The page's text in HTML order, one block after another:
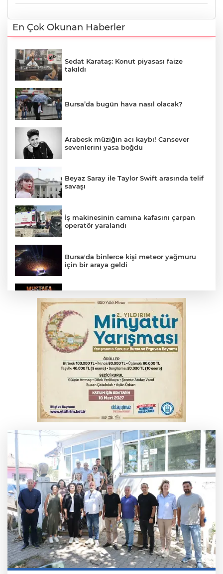
En Çok Okunan Haberler
Sedat Karataş: Konut piyasası faize
takıldı
Bursa’da bugün hava nasıl olacak?
Arabesk müziğin acı kaybı! Cansever
sevenlerini yasa boğdu
Beyaz Saray ile Taylor Swift arasında telif
savaşı
İş makinesinin camına kafasını çarpan
operatör yaralandı
Bursa'da binlerce kişi meteor yağmuru
için bir araya geldi
kahkaha dolu gece
İnegöl'de orman yangını; Havadan ve
karadan müdahale başlatıldı
Bursa'da korkutan kazada 4 yaralı
Bursa’da otomobil alevlere teslim oldu!
Geriye enkazı kaldı